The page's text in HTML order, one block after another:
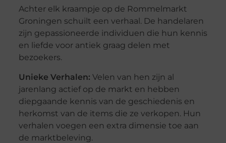
Achter elk kraampje op de Rommelmarkt
Groningen schuilt een verhaal. De handelaren
zijn gepassioneerde individuen die hun kennis
en liefde voor antiek graag delen met
bezoekers.
Unieke Verhalen: Velen van hen zijn al
jarenlang actief op de markt en hebben
diepgaande kennis van de geschiedenis en
herkomst van de items die ze verkopen. Hun
verhalen voegen een extra dimensie toe aan
de marktbeleving.